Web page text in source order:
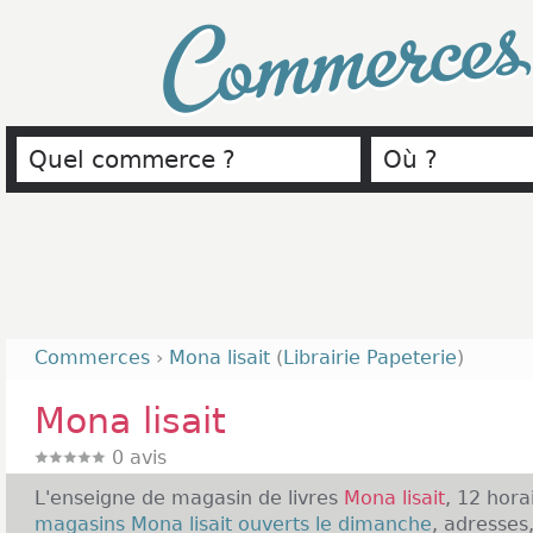
Commerces › Mona lisait (Librairie Papeterie)
Mona lisait
0 avis
L'enseigne de magasin de livres Mona lisait, 12
magasins Mona lisait ouverts le dimanche,